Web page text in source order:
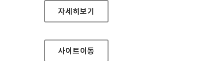
사서지원서비스
자세히보기
사이트이동